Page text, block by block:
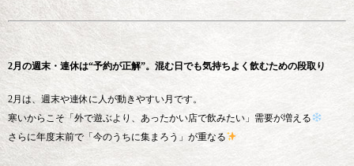
2月の週末・連休は“予約が正解”。混む日でも気持ちよく飲むための段取り
2月は、週末や連休に人が動きやすい月です。
寒いからこそ「外で遊ぶより、あったかい店で飲みたい」需要が増える
さらに年度末前で「今のうちに集まろう」が重なる